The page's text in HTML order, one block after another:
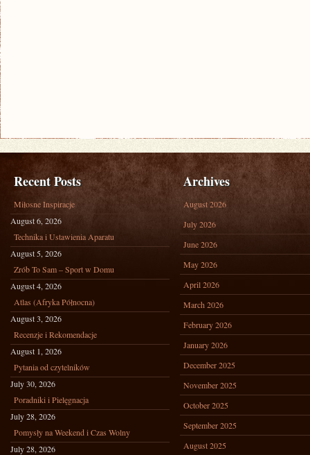
Recent Posts
Miłosne Inspiracje
August 6, 2026
Technika i Ustawienia Aparatu
August 5, 2026
Zrób To Sam – Sport w Domu
August 4, 2026
Atlas (Afryka Północna)
August 3, 2026
Recenzje i Rekomendacje
August 1, 2026
Pytania od czytelników
July 30, 2026
Poradniki i Pielęgnacja
July 28, 2026
Pomysły na Weekend i Czas Wolny
July 28, 2026
Archives
August 2026
July 2026
June 2026
May 2026
April 2026
March 2026
February 2026
January 2026
December 2025
November 2025
October 2025
September 2025
August 2025